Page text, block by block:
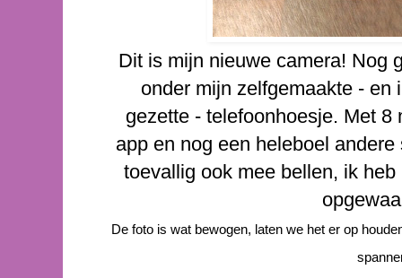
Dit is mijn nieuwe camera! Nog
onder mijn zelfgemaakte -
gezette - telefoonhoesje. Met
app en nog een heleboel
toevallig ook mee bellen, ik
De foto is wat bewogen, laten we het er op